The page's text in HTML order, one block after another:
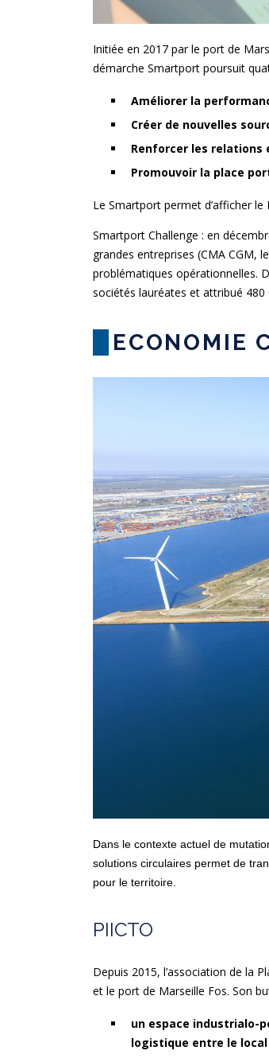
Initiée en 2017 par le port de
démarche Smartport poursuit
Améliorer la
Créer de nouvelles
Renforcer les
Promouvoir la place
Le Smartport permet d’afficher
Smartport Challenge : en
grandes entreprises (CMA CGM,
problématiques opérationnelles.
sociétés lauréates et attribué
ECONOMIE
Dans le contexte actuel de
solutions circulaires permet de
pour le territoire.
PIICTO
Depuis 2015, l’association de la
et le port de Marseille Fos. Son
un espace industrialo-
logistique entre le